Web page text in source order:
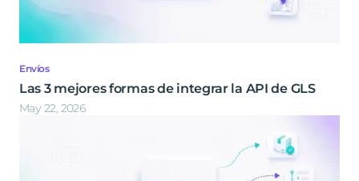
Envíos
Las 3 mejores formas de integrar la API de GLS
May 22, 2026